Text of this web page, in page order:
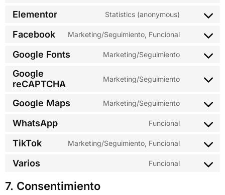
Elementor Statistics (anonymous)
Facebook Marketing/Seguimiento, Funcional
Google Fonts Marketing/Seguimiento
Google
reCAPTCHA
Marketing/Seguimiento
Google Maps Marketing/Seguimiento
WhatsApp Funcional
TikTok Marketing/Seguimiento, Funcional
Varios Funcional
7. Consentimiento